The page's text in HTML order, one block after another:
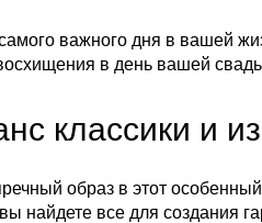
важного дня в вашей
в день вашей
классики и
образ в этот
вы найдете все для создания